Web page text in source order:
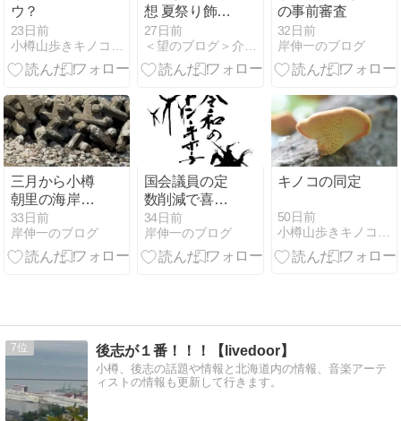
ウ？
23日前
想 夏祭り飾り
つけ
27日前
の事前審査
32日前
岸伸一のブログ
三月から小樽
朝里の海岸に
トドの死体が
打ち上がって
ます。
33日前
岸伸一のブログ
国会議員の定
数削減で喜ぶ
権力者達！
34日前
岸伸一のブログ
キノコの同定
50日前
小樽山歩きキノコなど
7 後志が１番！！！【livedoor】
小樽、後志の話題や情報と北海道内の情報、音楽アーテ
ィストの情報も更新して行きます。